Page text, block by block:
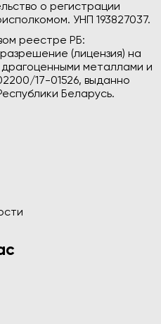
о регистрации
УНП 193827037.
реестре РБ:
(лицензия) на
драгоценными металлами и
17-01526, выданно
Беларусь.